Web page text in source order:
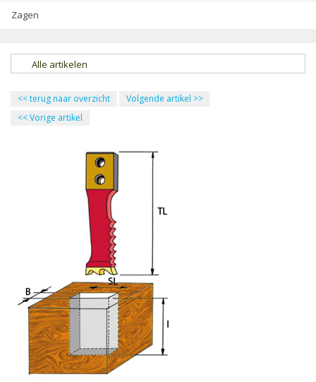
Zagen
Alle artikelen
<<terug naar overzicht Volgende artikel >>
<<Vorige artikel